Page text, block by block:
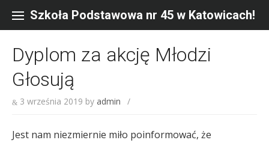
content
Szkoła Podstawowa nr 45 w Katowicach!
Dyplom za akcję Młodzi
Głosują
3 września 2019 by admin /
Jest nam niezmiernie miło poinformować, że